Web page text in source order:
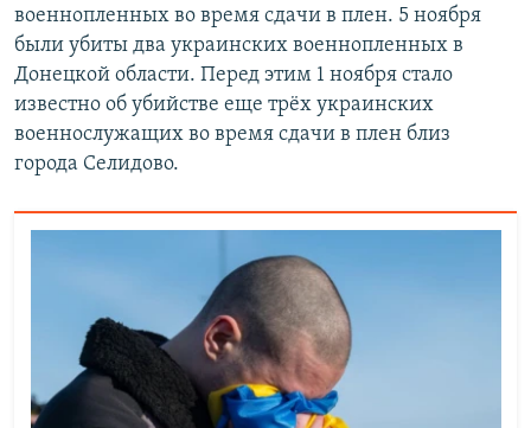
военнопленных во время сдачи в плен. 5 ноября
были убиты два украинских военнопленных в
Донецкой области. Перед этим 1 ноября стало
известно об убийстве еще трёх украинских
военнослужащих во время сдачи в плен близ
города Селидово.